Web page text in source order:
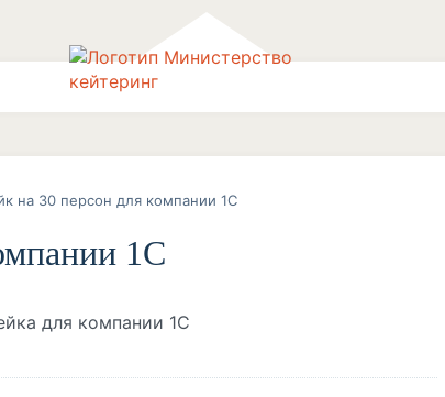
на 30 персон для компании 1С
1С
для компании 1С